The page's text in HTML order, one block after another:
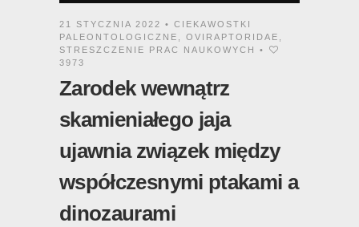
21 STYCZNIA 2022 • CIEKAWOSTKI
PALEONTOLOGICZNE
OVIRAPTORIDAE
STRESZCZENIE PRAC NAUKOWYCH
•
3973
Zarodek wewnątrz
skamieniałego jaja
ujawnia związek między
współczesnymi ptakami a
dinozaurami